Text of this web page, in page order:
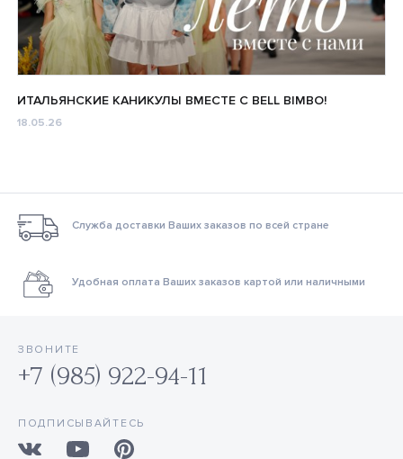
18.05.26
ИТАЛЬЯНСКИЕ КАНИКУЛЫ ВМЕСТЕ С BELL BIMBO!
Служба доставки Ваших заказов по всей стране
Удобная оплата Ваших заказов картой или наличными
ЗВОНИТЕ
+7 (985) 922-94-11
ПОДПИСЫВАЙТЕСЬ